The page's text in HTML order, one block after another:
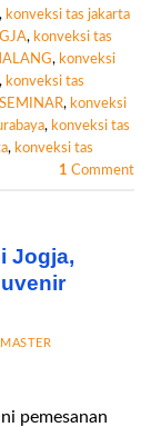
, konveksi tas jakarta
, konveksi tas
, konveksi
, konveksi tas
, konveksi
, konveksi tas
, konveksi tas
1 Comment
Jogja,
pemesanan